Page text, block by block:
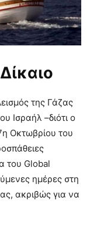
της Γάζας
Ισραήλ –διότι ο
Οκτωβρίου του
του Global
ημέρες στη
ακριβώς για να